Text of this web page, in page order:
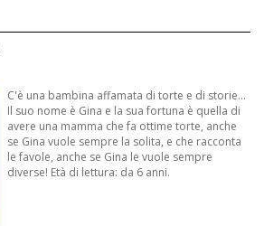
C'è una bambina affamata di torte e di storie...
Il suo nome è Gina e la sua fortuna è quella di
avere una mamma che fa ottime torte, anche
se Gina vuole sempre la solita, e che racconta
le favole, anche se Gina le vuole sempre
diverse! Età di lettura: da 6 anni.